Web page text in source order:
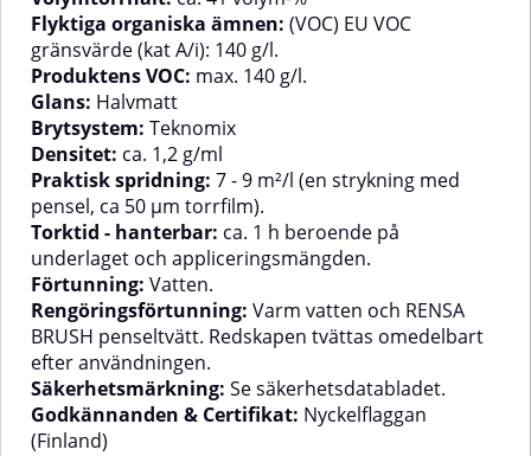
Flyktiga organiska ämnen: (VOC) EU VOC
gränsvärde (kat A/i): 140 g/l.
Produktens VOC: max. 140 g/l.
Glans: Halvmatt
Brytsystem: Teknomix
Densitet: ca. 1,2 g/ml
Praktisk spridning: 7 - 9 m²/l (en strykning med
pensel, ca 50 µm torrfilm).
Torktid - hanterbar: ca. 1 h beroende på
underlaget och appliceringsmängden.
Förtunning: Vatten.
Rengöringsförtunning: Varm vatten och RENSA
BRUSH penseltvätt. Redskapen tvättas omedelbart
efter användningen.
Säkerhetsmärkning: Se säkerhetsdatabladet.
Godkännanden & Certifikat: Nyckelflaggan
(Finland)